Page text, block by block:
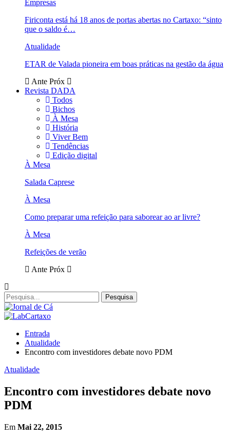
Empresas
Firiconta está há 18 anos de portas abertas no Cartaxo: “sinto
que o saldo é…
Atualidade
ETAR de Valada pioneira em boas práticas na gestão da água
Ante Próx
Revista DADA
Todos
Bichos
À Mesa
História
Viver Bem
Tendências
Edição digital
À Mesa
Salada Caprese
À Mesa
Como preparar uma refeição para saborear ao ar livre?
À Mesa
Refeições de verão
Ante Próx
Entrada
Atualidade
Encontro com investidores debate novo PDM
Atualidade
Encontro com investidores debate novo
PDM
Em Mai 22, 2015